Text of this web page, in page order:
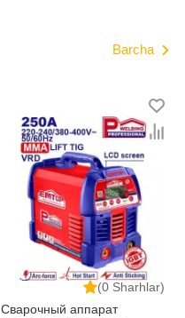
Barcha
(0 Sharhlar)
Сварочный аппарат